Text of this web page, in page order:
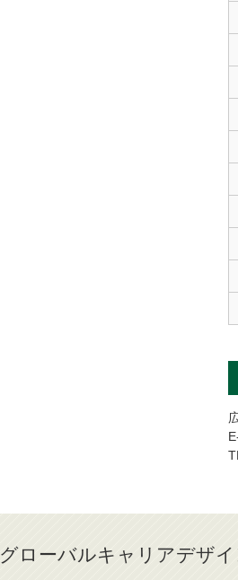
グローバルキャリアデザ